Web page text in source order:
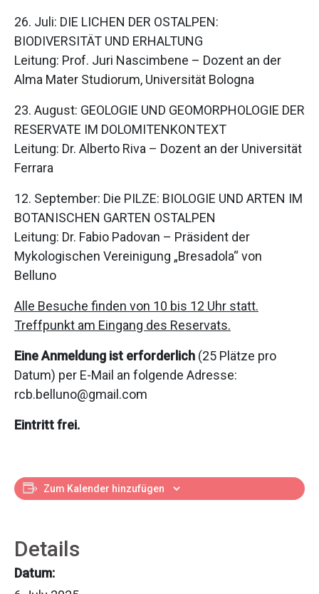
26. Juli: DIE LICHEN DER OSTALPEN:
BIODIVERSITÄT UND ERHALTUNG
Leitung: Prof. Juri Nascimbene – Dozent an der
Alma Mater Studiorum, Universität Bologna
23. August: GEOLOGIE UND GEOMORPHOLOGIE DER
RESERVATE IM DOLOMITENKONTEXT
Leitung: Dr. Alberto Riva – Dozent an der Universität
Ferrara
12. September: Die PILZE: BIOLOGIE UND ARTEN IM
BOTANISCHEN GARTEN OSTALPEN
Leitung: Dr. Fabio Padovan – Präsident der
Mykologischen Vereinigung „Bresadola“ von
Belluno
Alle Besuche finden von 10 bis 12 Uhr statt.
Treffpunkt am Eingang des Reservats.
Eine Anmeldung ist erforderlich (25 Plätze pro
Datum) per E-Mail an folgende Adresse:
rcb.belluno@gmail.com
Eintritt frei.
Zum Kalender hinzufügen
Details
Datum: